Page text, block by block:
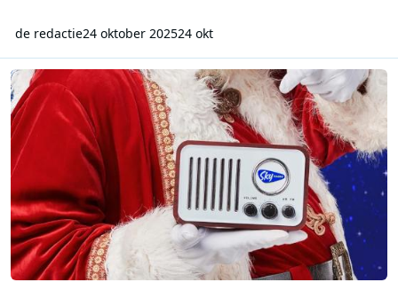
de redactie24 oktober 202524 okt
Sky Radio Christmas vanaf 1 oktober ook te horen via DAB+